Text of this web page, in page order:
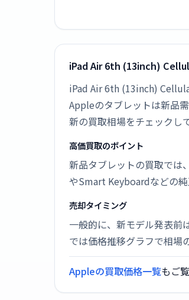
iPad Air 6th (13inch)
iPad Air 6th (13inch)
Appleのタブレットは新品
新の買取相場をチェックし
高価買取のポイント
新品タブレットの買取では
やSmart Keyboardなどの純
売却タイミング
一般的に、新モデル発表前
では価格推移グラフで相場
Appleの買取価格一覧もご